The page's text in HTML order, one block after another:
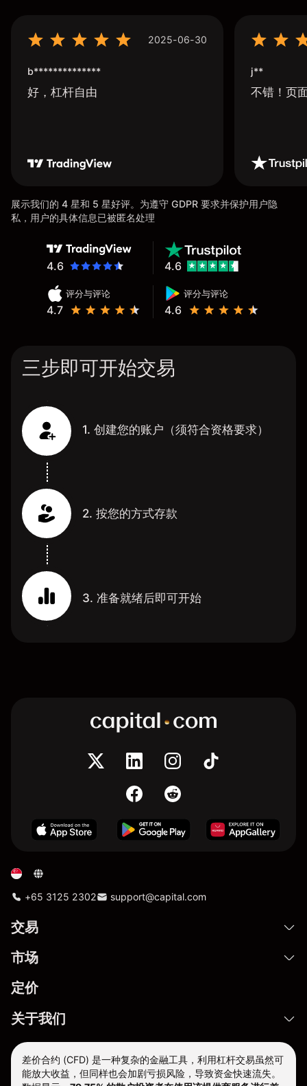
2025-06-30
b**************
好，杠杆自由
j**
不错！页
展示我们的 4 星和 5 星好评。为遵守 GDPR 要求并保护用户隐
私，用户的具体信息已被匿名处理
4.6
评分与评论
4.7
评分与评论
4.6
4.6
三步即可开始交易
1. 创建您的账户（须符合资格要求）
2. 按您的方式存款
3. 准备就绪后即可开始
+65 3125 2302 support@capital.com
交易
市场
定价
关于我们
差价合约 (CFD) 是一种复杂的金融工具，利用杠杆交易虽然可
能放大收益，但同样也会加剧亏损风险，导致资金快速流失。